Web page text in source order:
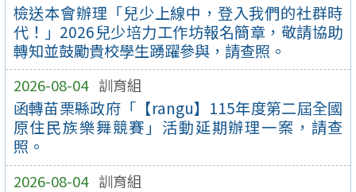
檢送本會辦理「兒少上線中，登入我們的社群時
代！」2026兒少培力工作坊報名簡章，敬請協助
轉知並鼓勵貴校學生踴躍參與，請查照。
2026-08-04 訓育組
函轉苗栗縣政府「【rangu】115年度第二屆全國
原住民族樂舞競賽」活動延期辦理一案，請查
照。
2026-08-04 訓育組